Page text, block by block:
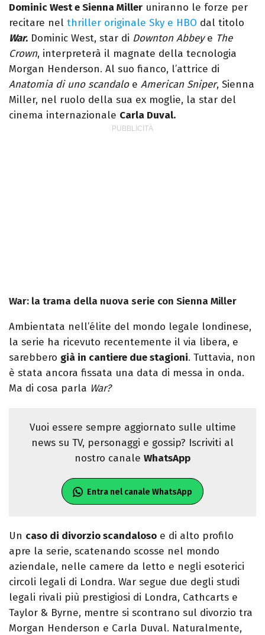
Dominic West e Sienna Miller uniranno le forze per
recitare nel thriller originale Sky e HBO dal titolo
War. Dominic West, star di Downton Abbeye The
Crown, interpreterà il magnate della tecnologia
Morgan Henderson. Al suo fianco, l’attrice di
Anatomia di uno scandaloe American Sniper, Sienna
Miller, nel ruolo della sua ex moglie, la star del
cinema internazionale Carla Duval.
War: la trama della nuova serie con Sienna Miller
Ambientata nell’élite del mondo legale londinese,
la serie ha ricevuto recentemente il via libera, e
sarebbero già in cantiere due stagioni. Tuttavia, non
è stata ancora fissata una data di messa in onda.
Ma di cosa parla War?
Vuoi essere sempre aggiornato sulle ultime
news su TV, personaggi e gossip? Iscriviti al
nostro canale WhatsApp
Entra nel canale WhatsApp
Un caso di divorzio scandaloso e di alto profilo
apre la serie, scatenando scosse nel mondo
aziendale, nelle camere da letto e negli esoterici
circoli legali di Londra. War segue due degli studi
legali rivali più prestigiosi di Londra, Cathcarts e
Taylor & Byrne, mentre si scontrano sul divorzio tra
Morgan Henderson e Carla Duval. Naturalmente,